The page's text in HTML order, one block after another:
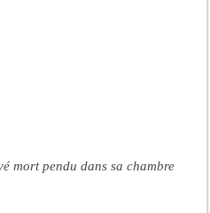
mort pendu dans sa chambre